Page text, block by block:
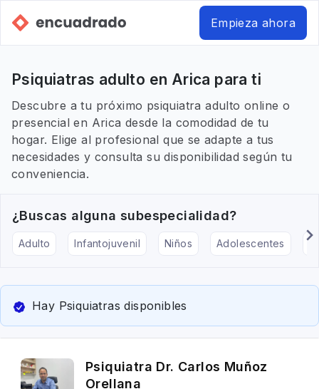
Empieza ahora
Psiquiatras adulto en Arica para ti
Descubre a tu próximo psiquiatra adulto online o
presencial en Arica desde la comodidad de tu
hogar. Elige al profesional que se adapte a tus
necesidades y consulta su disponibilidad según tu
conveniencia.
¿Buscas alguna subespecialidad?
Adulto Infantojuvenil Niños Adolescentes
Hay Psiquiatras disponibles
Psiquiatra Dr. Carlos Muñoz
Orellana